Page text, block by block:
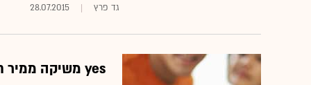
גד פרץ 28.07.2015
yes משיקה ממיר חדש: 1 טרה אחסון, צפייה אחורה ומולטירום